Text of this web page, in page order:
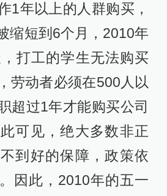
1年以上的人群购买，
缩短到6个月，2010年
打工的学生无法购买
，劳动者必须在500人以
超过1年才能购买公司
可见，绝大多数非正
到好的保障，政策依
因此，2010年的五一